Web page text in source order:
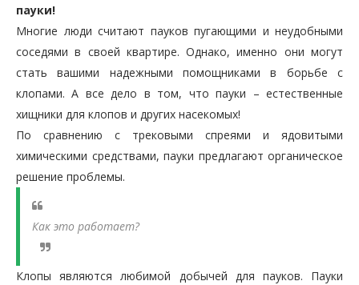
пауки!
Многие люди считают пауков пугающими и неудобными
соседями в своей квартире. Однако, именно они могут
стать вашими надежными помощниками в борьбе с
клопами. А все дело в том, что пауки – естественные
хищники для клопов и других насекомых!
По сравнению с трековыми спреями и ядовитыми
химическими средствами, пауки предлагают органическое
решение проблемы.
Как это работает?
Клопы являются любимой добычей для пауков. Пауки